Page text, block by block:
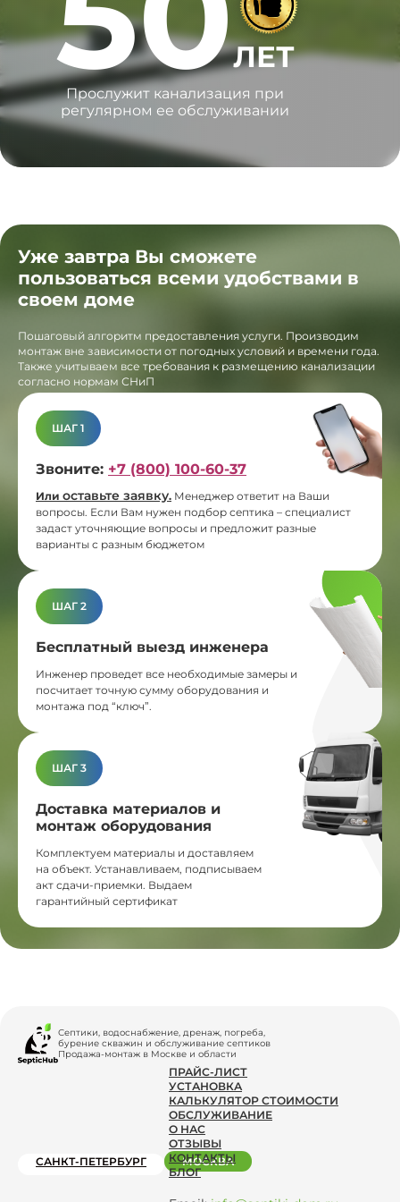
ЛЕТ
Прослужит канализация при
регулярном ее обслуживании
Уже завтра Вы сможете
пользоваться всеми удобствами в
своем доме
Пошаговый алгоритм предоставления услуги. Производим
монтаж вне зависимости от погодных условий и времени года.
Также учитываем все требования к размещению канализации
согласно нормам СНиП
ШАГ 1
Звоните: +7 (800) 100-60-37
Или оставьте заявку. Менеджер ответит на Ваши
вопросы. Если Вам нужен подбор септика – специалист
задаст уточняющие вопросы и предложит разные
варианты с разным бюджетом
ШАГ 2
Бесплатный выезд инженера
Инженер проведет все необходимые замеры и
посчитает точную сумму оборудования и
монтажа под “ключ”.
ШАГ 3
Доставка материалов и
монтаж оборудования
Комплектуем материалы и доставляем
на объект. Устанавливаем, подписываем
акт сдачи-приемки. Выдаем
гарантийный сертификат
Септики, водоснабжение, дренаж, погреба,
бурение скважин и обслуживание септиков
Продажа-монтаж в Москве и области
ПРАЙС-ЛИСТ
УСТАНОВКА
КАЛЬКУЛЯТОР СТОИМОСТИ
ОБСЛУЖИВАНИЕ
О НАС
ОТЗЫВЫ
КОНТАКТЫ
БЛОГ
САНКТ-ПЕТЕРБУРГ МОСКВА